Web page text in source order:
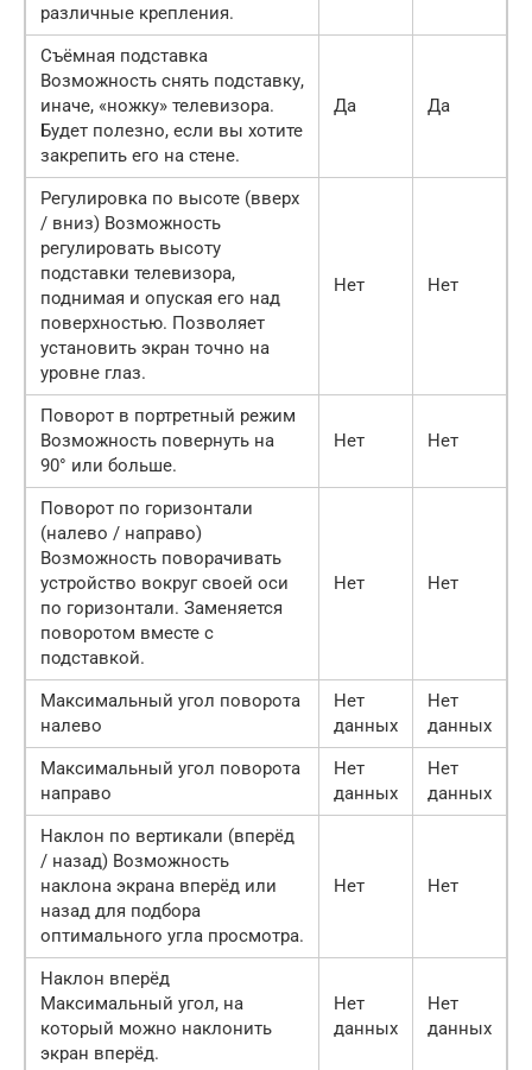
различные крепления.
Съёмная подставка
Возможность снять подставку,
иначе, «ножку» телевизора.
Будет полезно, если вы хотите
закрепить его на стене.
Да Да
Регулировка по высоте (вверх
/ вниз) Возможность
регулировать высоту
подставки телевизора,
поднимая и опуская его над
поверхностью. Позволяет
установить экран точно на
уровне глаз.
Нет Нет
Поворот в портретный режим
Возможность повернуть на
90° или больше.
Нет Нет
Поворот по горизонтали
(налево / направо)
Возможность поворачивать
устройство вокруг своей оси
по горизонтали. Заменяется
поворотом вместе с
подставкой.
Нет Нет
Максимальный угол поворота
налево
Нет
данных
Нет
данных
Максимальный угол поворота
направо
Нет
данных
Нет
данных
Наклон по вертикали (вперёд
/ назад) Возможность
наклона экрана вперёд или
назад для подбора
оптимального угла просмотра.
Нет Нет
Наклон вперёд
Максимальный угол, на
который можно наклонить
экран вперёд.
Нет
данных
Нет
данных